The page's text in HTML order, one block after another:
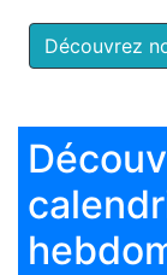
Découvrez